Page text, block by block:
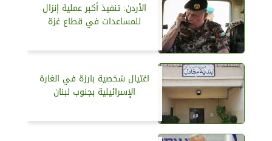
الأردن: تنفيذ أكبر عملية إنزال
للمساعدات في قطاع غزة
اغتيال شخصية بارزة في الغارة
الإسرائيلية بجنوب لبنان